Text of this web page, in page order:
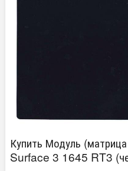
Купить Модуль
Surface 3 1645 RT3